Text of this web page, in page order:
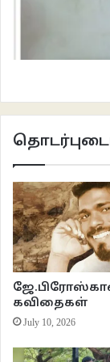
கவிதைகள்
July 10, 2026